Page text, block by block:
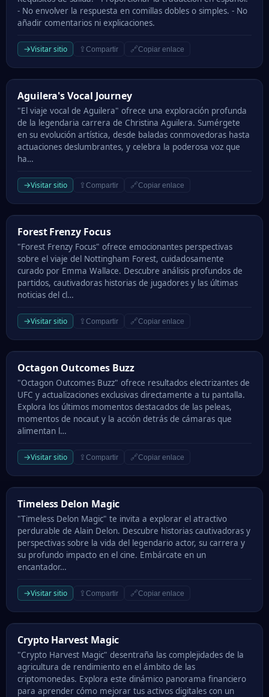
- No envolver la respuesta en comillas dobles o simples. - No
añadir comentarios ni explicaciones.
→Visitar sitio ⇪ Compartir 🔗Copiar enlace
Aguilera's Vocal Journey
Aguilera's Vocal Journey
"El viaje vocal de Aguilera" ofrece una exploración profunda
de la legendaria carrera de Christina Aguilera. Sumérgete
en su evolución artística, desde baladas conmovedoras hasta
actuaciones deslumbrantes, y celebra la poderosa voz que
ha…
→Visitar sitio ⇪ Compartir 🔗Copiar enlace
Forest Frenzy Focus
Forest Frenzy Focus
"Forest Frenzy Focus" ofrece emocionantes perspectivas
sobre el viaje del Nottingham Forest, cuidadosamente
curado por Emma Wallace. Descubre análisis profundos de
partidos, cautivadoras historias de jugadores y las últimas
noticias del cl…
→Visitar sitio ⇪ Compartir 🔗Copiar enlace
Octagon Outcomes Buzz
Octagon Outcomes Buzz
"Octagon Outcomes Buzz" ofrece resultados electrizantes de
UFC y actualizaciones exclusivas directamente a tu pantalla.
Explora los últimos momentos destacados de las peleas,
momentos de nocaut y la acción detrás de cámaras que
alimentan l…
→Visitar sitio ⇪ Compartir 🔗Copiar enlace
Timeless Delon Magic
Timeless Delon Magic
"Timeless Delon Magic" te invita a explorar el atractivo
perdurable de Alain Delon. Descubre historias cautivadoras y
perspectivas sobre la vida del legendario actor, su carrera y
su profundo impacto en el cine. Embárcate en un
encantador…
→Visitar sitio ⇪ Compartir 🔗Copiar enlace
Crypto Harvest Magic
Crypto Harvest Magic
"Crypto Harvest Magic" desentraña las complejidades de la
agricultura de rendimiento en el ámbito de las
criptomonedas. Explora este dinámico panorama financiero
para aprender cómo mejorar tus activos digitales con un